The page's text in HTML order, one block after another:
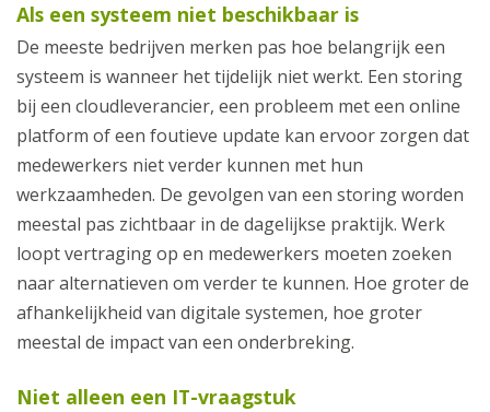
Als een systeem niet beschikbaar is
De meeste bedrijven merken pas hoe belangrijk een
systeem is wanneer het tijdelijk niet werkt. Een storing
bij een cloudleverancier, een probleem met een online
platform of een foutieve update kan ervoor zorgen dat
medewerkers niet verder kunnen met hun
werkzaamheden. De gevolgen van een storing worden
meestal pas zichtbaar in de dagelijkse praktijk. Werk
loopt vertraging op en medewerkers moeten zoeken
naar alternatieven om verder te kunnen. Hoe groter de
afhankelijkheid van digitale systemen, hoe groter
meestal de impact van een onderbreking.
Niet alleen een IT-vraagstuk